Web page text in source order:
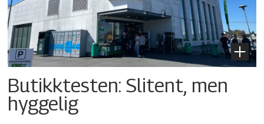
Butikktesten: Slitent, men
hyggelig